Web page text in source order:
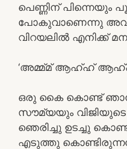
പെണ്ണിന് പിന്നെയും
പോകുവാണെന്നു
വിറയലിൽ എനിക്ക്
‘അമ്മ്മ് ആഹ്ഹ്
ഒരു കൈ കൊണ്ട്
സൗമ്യയും
ഞെരിച്ചു ഉടച്ചു
എടുത്തു